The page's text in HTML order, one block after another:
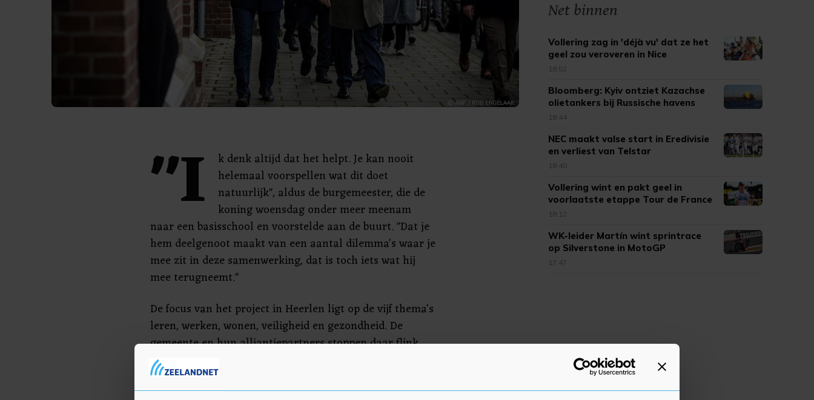
"I
k denk altijd dat het helpt. Je kan nooit
helemaal voorspellen wat dit doet
natuurlijk", aldus de burgemeester, die de
koning woensdag onder meer meenam
naar een basisschool en voorstelde aan de buurt. "Dat je
hem deelgenoot maakt van een aantal dilemma's waar je
mee zit in deze samenwerking, dat is toch iets wat hij
mee terugneemt."
De focus van het project in Heerlen ligt op de vijf thema's
leren, werken, wonen, veiligheid en gezondheid. De
gemeente en hun alliantiepartners stoppen daar flink
wat geld, in, maar het project steunt ook op
overheidsfinanciering.
Net binnen
Vollering zag in 'déjà vu' dat ze het
geel zou veroveren in Nice
18:52
Bloomberg: Kyiv ontziet Kazachse
olietankers bij Russische havens
18:44
NEC maakt valse start in Eredivisie
en verliest van Telstar
18:40
Vollering wint en pakt geel in
voorlaatste etappe Tour de France
18:12
WK-leider Martín wint sprintrace
op Silverstone in MotoGP
17:47